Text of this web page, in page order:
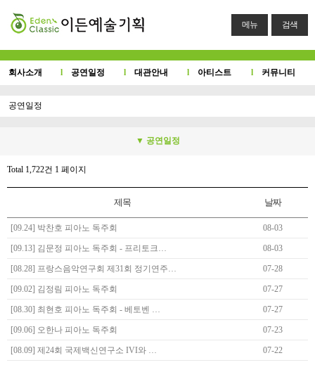
메뉴 검색
회사소개 l 공연일정 l 대관안내 l 아티스트 l 커뮤니티
공연일정
▼ 공연일정
Total 1,722건 1 페이지
제목 날짜
[09.24] 박찬호 피아노 독주회 08-03
[09.13] 김문정 피아노 독주회 - 프리토크… 08-03
[08.28] 프랑스음악연구회 제31회 정기연주… 07-28
[09.02] 김정림 피아노 독주회 07-27
[08.30] 최현호 피아노 독주회 - 베토벤 … 07-27
[09.06] 오한나 피아노 독주회 07-23
[08.09] 제24회 국제백신연구소 IVI와 … 07-22